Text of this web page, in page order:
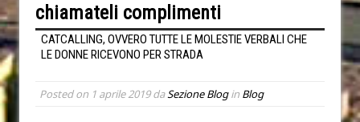
chiamateli complimenti
CATCALLING, OVVERO TUTTE LE MOLESTIE VERBALI CHE
LE DONNE RICEVONO PER STRADA
Posted on 1 aprile 2019daSezione Blogin Blog